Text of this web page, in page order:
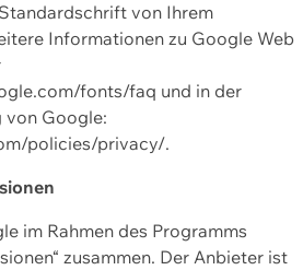
von Ihrem
Informationen zu Google Web
fonts/faq und in der
von Google:
policies/privacy/.
im Rahmen des Programms
zusammen. Der Anbieter ist